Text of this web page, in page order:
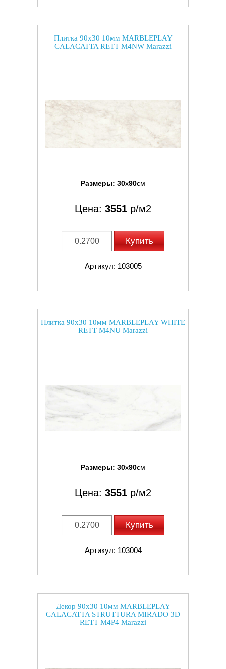
Плитка 90x30 10мм MARBLEPLAY
CALACATTA RETT M4NW Marazzi
Размеры: 30x90см
Цена: 3551 р/м2
Купить
Артикул: 103005
Плитка 90x30 10мм MARBLEPLAY WHITE
RETT M4NU Marazzi
Размеры: 30x90см
Цена: 3551 р/м2
Купить
Артикул: 103004
Декор 90x30 10мм MARBLEPLAY
CALACATTA STRUTTURA MIRADO 3D
RETT M4P4 Marazzi